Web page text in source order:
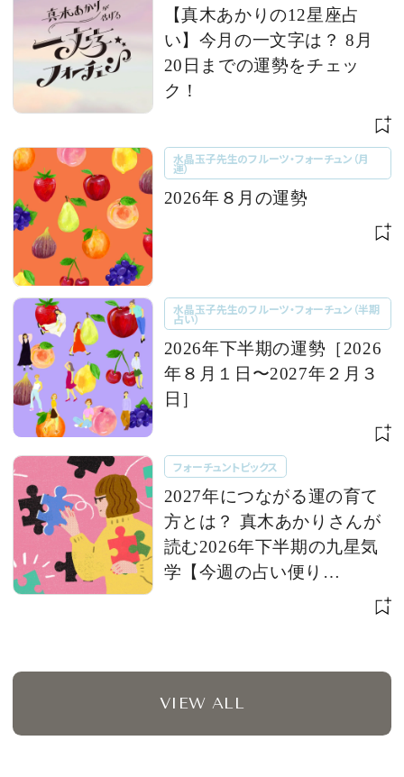
【真木あかりの12星座占
い】今月の一文字は？ 8月
20日までの運勢をチェッ
ク！
水晶玉子先生のフルーツ・フォーチュン（月
運）
2026年８月の運勢
水晶玉子先生のフルーツ・フォーチュン（半期
占い）
2026年下半期の運勢［2026
年８月１日〜2027年２月３
日］
フォーチュントピックス
2027年につながる運の育て
方とは？ 真木あかりさんが
読む2026年下半期の九星気
学【今週の占い便り
VIEW ALL